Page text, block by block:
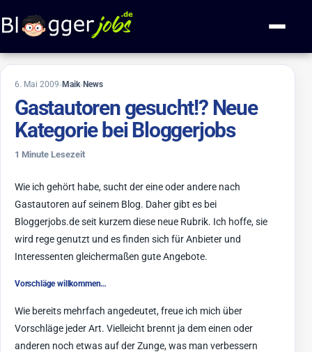
6. Mai 200929. Mai 2009
Maik News
Gastautoren gesucht!? Neue
Kategorie bei Bloggerjobs
1 Minute Lesezeit
Wie ich gehört habe, sucht der eine oder andere nach
Gastautoren auf seinem Blog. Daher gibt es bei
Bloggerjobs.de seit kurzem diese neue Rubrik. Ich hoffe, sie
wird rege genutzt und es finden sich für Anbieter und
Interessenten gleichermaßen gute Angebote.
Vorschläge willkommen…
Wie bereits mehrfach angedeutet, freue ich mich über
Vorschläge jeder Art. Vielleicht brennt ja dem einen oder
anderen noch etwas auf der Zunge, was man verbessern